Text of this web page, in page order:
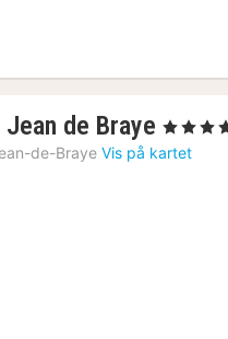
de Braye 1
natt
, 4 Stjerner
de-Braye Vis på kartet